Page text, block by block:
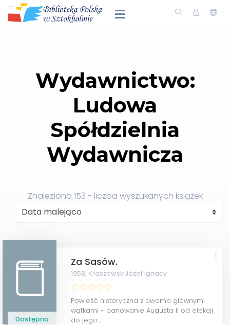
Wydawnictwo:
Ludowa
Spółdzielnia
Wydawnicza
Znaleziono 153 - liczba wyszukanych książek
Dostępna
Za Sasów.
1958, KraszewskiJózef Ignacy
Powieść historyczna z dwoma głównymi
wątkami - panowanie Augusta II od elekcji
do jego...